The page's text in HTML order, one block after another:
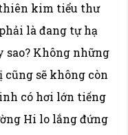
thiên kim tiểu thư
là đang tự hạ
Không những
sẽ không còn
có hơi lớn tiếng
Hi lo lắng đứng